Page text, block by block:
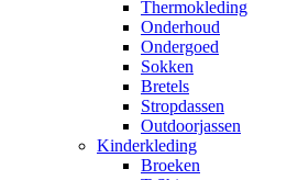
Thermokleding
Onderhoud
Ondergoed
Sokken
Bretels
Stropdassen
Outdoorjassen
Kinderkleding
Broeken